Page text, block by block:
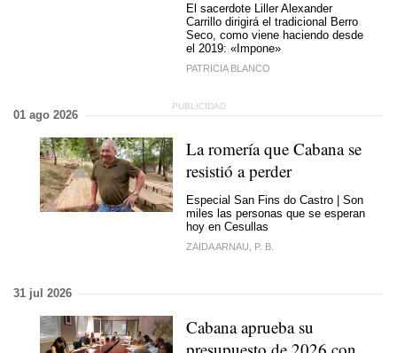
El sacerdote Liller Alexander
Carrillo dirigirá el tradicional Berro
Seco, como viene haciendo desde
el 2019: «Impone»
PATRICIA BLANCO
01 ago 2026
La romería que Cabana se
resistió a perder
Especial San Fins do Castro | Son
miles las personas que se esperan
hoy en Cesullas
ZAIDA ARNAU, P. B.
31 jul 2026
Cabana aprueba su